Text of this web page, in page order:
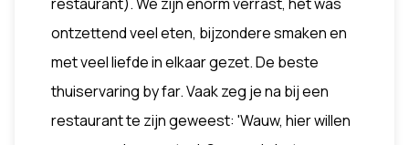
ontzettend veel eten, bijzondere smaken en
met veel liefde in elkaar gezet. De beste
thuiservaring by far. Vaak zeg je na bij een
restaurant te zijn geweest: 'Wauw, hier willen